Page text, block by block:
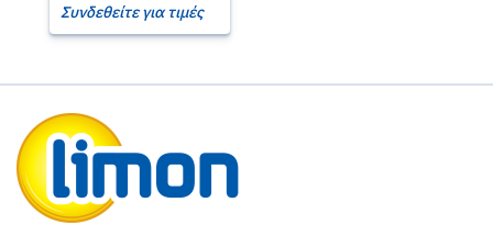
Συνδεθείτε για τιμές